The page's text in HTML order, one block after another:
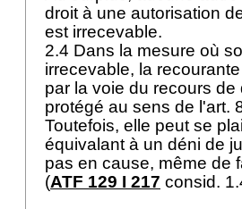
droit à une autorisation
est irrecevable.
2.4 Dans la mesure où
irrecevable, la
par la voie du recours
protégé au sens de l'art.
Toutefois, elle peut se
équivalant à un déni de
pas en cause, même de
(ATF 129 I 217 consid.